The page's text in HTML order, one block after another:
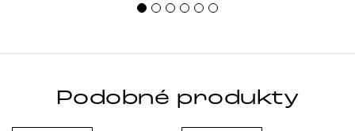
Podobné produkty